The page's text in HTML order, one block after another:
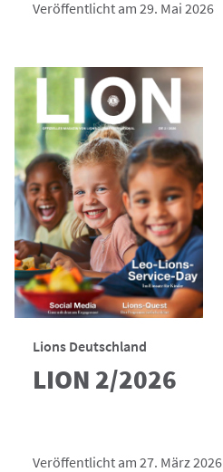
Veröffentlicht am 29. Mai 2026
Lions Deutschland
LION 2/2026
Veröffentlicht am 27. März 2026